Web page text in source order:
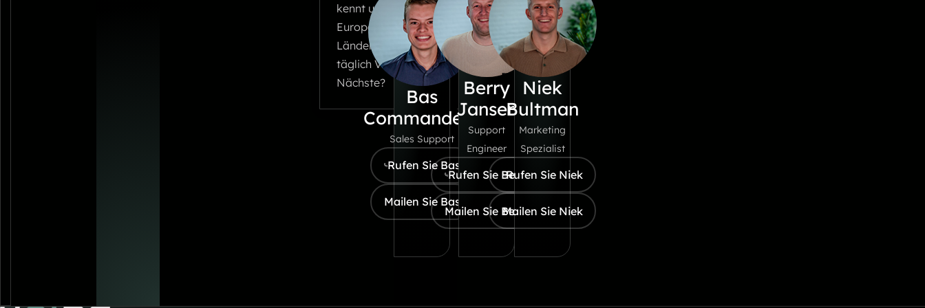
Standort handelt: Wir
bieten Ihren Kameras
die Intelligenz,
Geschwindigkeit und
Bedrohungen immer
einen Schritt voraus zu
Weiter lesen
kennt uns ein großer Teil
Europas! In mehr als zehn
Ländern nutzen unsere Kunden
täglich Vaidio. Sind Sie der
Nächste?
Bas
Commandeur
Sales Support
Rufen Sie Bas
Mailen Sie Bas
Berry
Jansen
Support
Engineer
Rufen Sie Berry
Mailen Sie Berry
Niek
Bultman
Marketing
Spezialist
Rufen Sie Niek
Mailen Sie Niek